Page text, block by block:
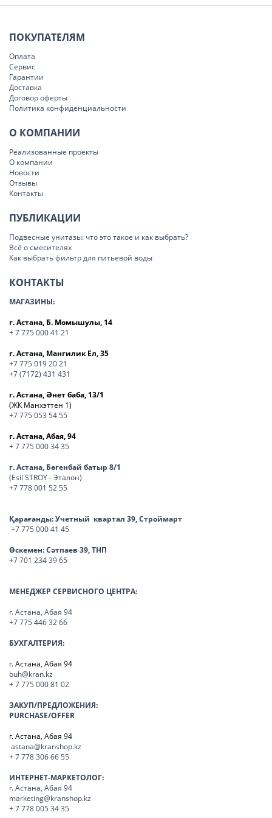
ПОКУПАТЕЛЯМ
Оплата
Сервис
Гарантии
Доставка
Договор оферты
Политика конфиденциальности
О КОМПАНИИ
Реализованные проекты
О компании
Новости
Отзывы
Контакты
ПУБЛИКАЦИИ
Подвесные унитазы: что это такое и как выбрать?
Всё о смесителях
Как выбрать фильтр для питьевой воды
КОНТАКТЫ
МАГАЗИНЫ:
г. Астана, Б. Момышулы, 14
+ 7 775 000 41 21
г. Астана, Мангилик Ел, 35
+7 775 019 20 21
+7 (7172) 431 431
г. Астана, Әнет баба, 13/1
(ЖК Манхэттен 1)
+7 775 053 54 55
г. Астана, Абая, 94
+ 7 775 000 34 35
г. Астана, Бөгенбай батыр 8/1
(Esil STROY - Эталон)
+7 778 001 52 55
Қарағанды:Учетный квартал 39, Строймарт
+7 775 000 41 45
Өскемен:Сәтпаев 39, ТНП
+7 701 234 39 65
МЕНЕДЖЕР СЕРВИСНОГО ЦЕНТРА:
г. Астана, Абая 94
+7 775 446 32 66
БУХГАЛТЕРИЯ:
г. Астана, Абая 94
buh@kran.kz
+ 7 775 000 81 02
ЗАКУП/ПРЕДЛОЖЕНИЯ:
PURCHASE/OFFER
г. Астана, Абая 94
astana@kranshop.kz
+ 7 778 306 66 55
ИНТЕРНЕТ-МАРКЕТОЛОГ:
г. Астана, Абая 94
marketing@kranshop.kz
+ 7 778 005 34 35